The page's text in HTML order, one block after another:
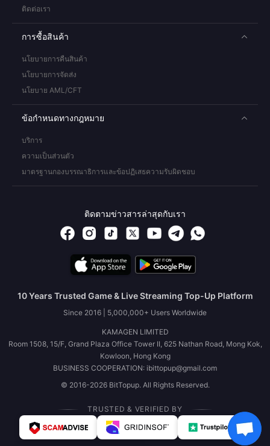
ติดต่อเรา
การซื้อสินค้า
นโยบายการคืนสินค้า
นโยบายการจัดส่ง
นโยบาย AML/CFT
ข้อกำหนดทางกฎหมาย
บริการ
ความเป็นส่วนตัว
มาตรฐานกองบรรณาธิการและข้อปฏิเสธความรับผิดชอบ
ติดตามข่าวสารล่าสุดกับเรา
10 Years Trusted Game & Live Streaming Top-Up Platform
Since 2016 | 5,000,000+ Users Worldwide
KAMAGEN LIMITED
Room 1508, 15/F, Grand Plaza Office Tower II, 625 Nathan Road, Mong Kok,
Kowloon, Hong Kong
BUSINESS COOPERATION: ibittopup@gmail.com
© 2016-2026 BitTopup. All Rights Reserved.
TRUSTED & VERIFIED BY